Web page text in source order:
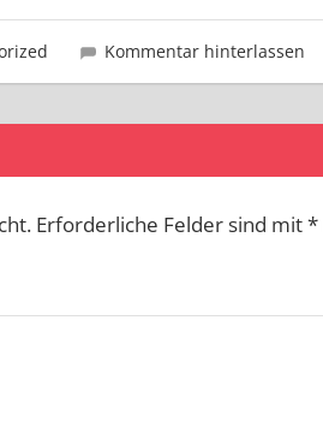
Kommentar hinterlassen
Erforderliche Felder sind mit*